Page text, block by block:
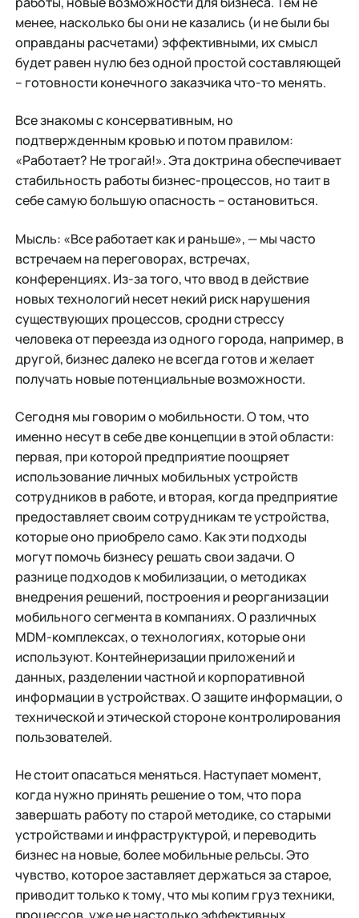
менее, насколько бы они не казались (и не были бы
оправданы расчетами) эффективными, их смысл
будет равен нулю без одной простой составляющей
– готовности конечного заказчика что-то менять.
Все знакомы с консервативным, но
подтвержденным кровью и потом правилом:
«Работает? Не трогай!». Эта доктрина обеспечивает
стабильность работы бизнес-процессов, но таит в
себе самую большую опасность – остановиться.
Мысль: «Все работает как и раньше», — мы часто
встречаем на переговорах, встречах,
конференциях. Из-за того, что ввод в действие
новых технологий несет некий риск нарушения
существующих процессов, сродни стрессу
человека от переезда из одного города, например, в
другой, бизнес далеко не всегда готов и желает
получать новые потенциальные возможности.
Сегодня мы говорим о мобильности. О том, что
именно несут в себе две концепции в этой области:
первая, при которой предприятие поощряет
использование личных мобильных устройств
сотрудников в работе, и вторая, когда предприятие
предоставляет своим сотрудникам те устройства,
которые оно приобрело само. Как эти подходы
могут помочь бизнесу решать свои задачи. О
разнице подходов к мобилизации, о методиках
внедрения решений, построения и реорганизации
мобильного сегмента в компаниях. О различных
MDM-комплексах, о технологиях, которые они
используют. Контейнеризации приложений и
данных, разделении частной и корпоративной
информации в устройствах. О защите информации, о
технической и этической стороне контролирования
пользователей.
Не стоит опасаться меняться. Наступает момент,
когда нужно принять решение о том, что пора
завершать работу по старой методике, со старыми
устройствами и инфраструктурой, и переводить
бизнес на новые, более мобильные рельсы. Это
чувство, которое заставляет держаться за старое,
приводит только к тому, что мы копим груз техники,